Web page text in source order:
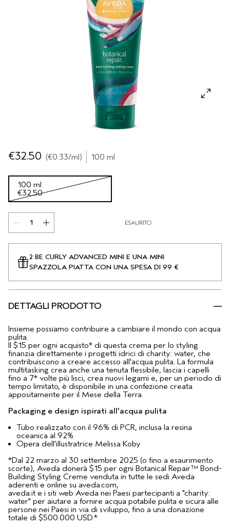
CUOIO CAPELLUTO SENSIBILE
TUTTE LE COLLEZIONI
€32.50 €0.33/ml 100 ml
100 ml
€32.50
ESAURITO
2 BE CURLY ADVANCED MINI E UNA MINI
SPAZZOLA PIATTA CON UNA SPESA DI 99 €
DETTAGLI PRODOTTO
Insieme possiamo contribuire a cambiare il mondo con acqua
pulita.
Il $15 per ogni acquisto* di questa crema per lo styling
finanzia direttamente i progetti idrici di charity: water, che
contribuiscono a creare accesso all'acqua pulita. La formula
multitasking crea anche una tenuta flessibile, lascia i capelli
fino a 7* volte più lisci, crea nuovi legami e, per un periodo di
tempo limitato, è disponibile in una confezione creata
appositamente per il Mese della Terra.
Packaging e design ispirati all'acqua pulita
Tubo realizzato con il 96% di PCR, inclusa la resina
oceanica al 92%
Opera dell'illustratrice Melissa Koby
*Dal 22 marzo al 30 settembre 2025 (o fino a esaurimento
scorte), Aveda donerà $15 per ogni Botanical Repair™ Bond-
Building Styling Creme venduta in tutte le sedi Aveda
aderenti e online su aveda.com,
aveda.it e i siti web Aveda nei Paesi partecipanti a "charity:
water" per aiutare a fornire acqua potabile pulita e sicura alle
persone nei Paesi in via di sviluppo, fino a una donazione
totale di $500.000 USD.*